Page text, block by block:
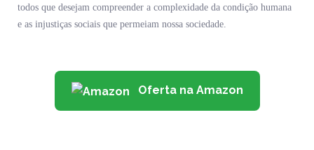
todos que desejam compreender a complexidade da condição humana
e as injustiças sociais que permeiam nossa sociedade.
Oferta na Amazon